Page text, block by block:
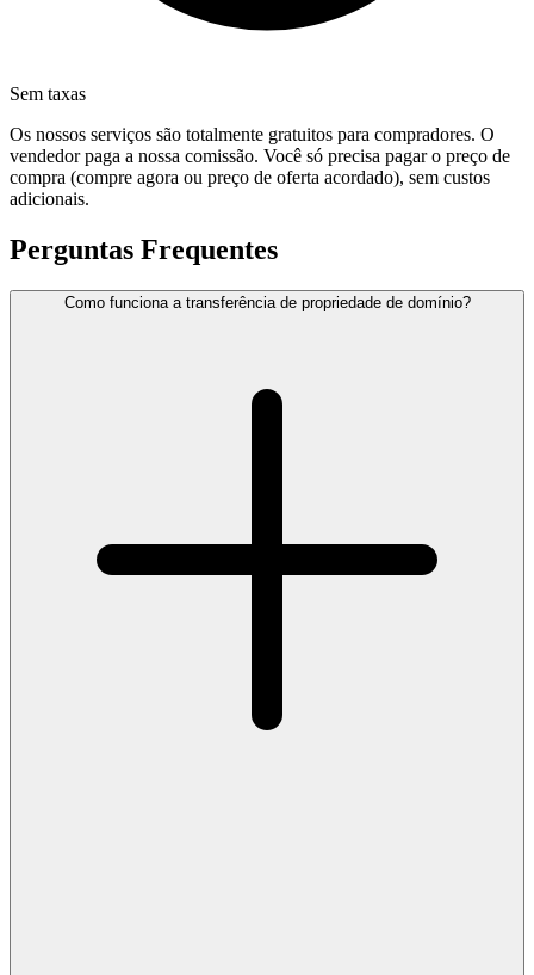
Sem taxas
Os nossos serviços são totalmente gratuitos para compradores. O
vendedor paga a nossa comissão. Você só precisa pagar o preço de
compra (compre agora ou preço de oferta acordado), sem custos
adicionais.
Perguntas Frequentes
Como funciona a transferência de propriedade de domínio?